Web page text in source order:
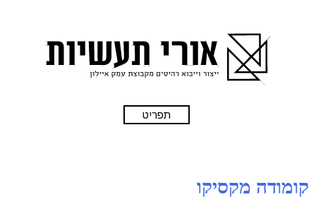
תפריט
קומודה מקסיקו